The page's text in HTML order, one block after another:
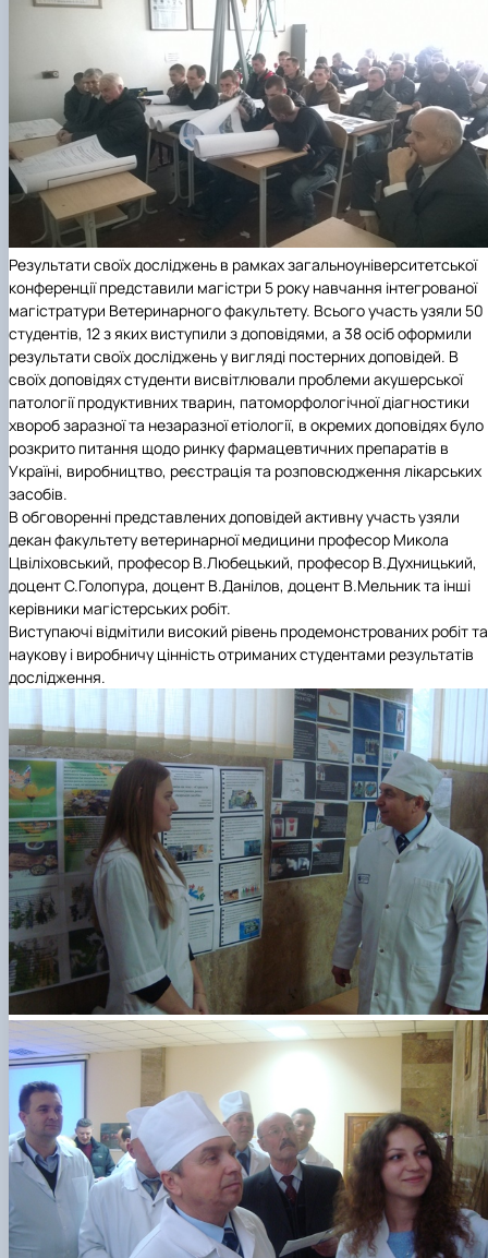
Результати своїх досліджень в рамках загальноуніверситетської
конференції представили магістри 5 року навчання інтегрованої
магістратури Ветеринарного факультету. Всього участь узяли 50
студентів, 12 з яких виступили з доповідями, а 38 осіб оформили
результати своїх досліджень у вигляді постерних доповідей. В
своїх доповідях студенти висвітлювали проблеми акушерської
патології продуктивних тварин, патоморфологічної діагностики
хвороб заразної та незаразної етіології, в окремих доповідях було
розкрито питання щодо ринку фармацевтичних препаратів в
Україні, виробництво, реєстрація та розповсюдження лікарських
засобів.
В обговоренні представлених доповідей активну участь узяли
декан факультету ветеринарної медицини професор Микола
Цвіліховський, професор В.Любецький, професор В.Духницький,
доцент С.Голопура, доцент В.Данілов, доцент В.Мельник та інші
керівники магістерських робіт.
Виступаючі відмітили високий рівень продемонстрованих робіт та
наукову і виробничу цінність отриманих студентами результатів
дослідження.